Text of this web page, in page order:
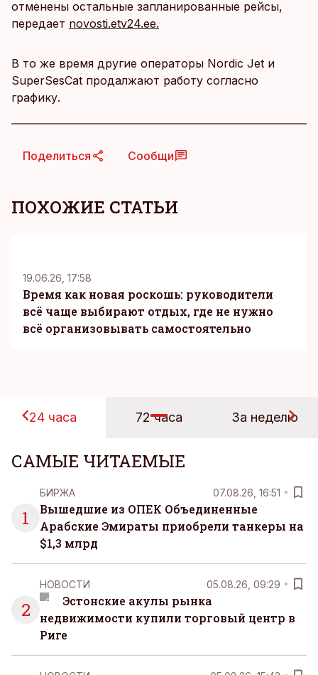
отменены остальные запланированные рейсы,
передает novosti.etv24.ee.
В то же время другие операторы Nordic Jet и
SuperSesCat продалжают работу согласно
графику.
Поделиться Сообщи
ПОХОЖИЕ СТАТЬИ
19.06.26, 17:58
Время как новая роскошь: руководители
всё чаще выбирают отдых, где не нужно
всё организовывать самостоятельно
24 часа 72 часа За неделю
САМЫЕ ЧИТАЕМЫЕ
1
БИРЖА 07.08.26, 16:51
Вышедшие из ОПЕК Объединенные
Арабские Эмираты приобрели танкеры на
$1,3 млрд
2
НОВОСТИ 05.08.26, 09:29
Эстонские акулы рынка
недвижимости купили торговый центр в
Риге